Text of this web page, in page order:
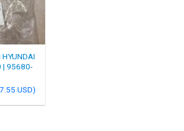
| 95680-
USD)